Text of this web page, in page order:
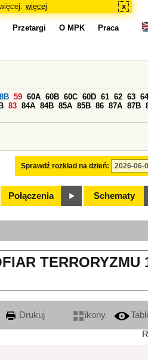
więcej x
Przetargi O MPK Praca
Sprawdź rozkład na dzień:
59 60A 60B 60C 60D 61 62 63
83 84A 84B 85A 85B 86 87A 87B
Połączenia Schematy
TERRORYZMU
Drukuj ikony